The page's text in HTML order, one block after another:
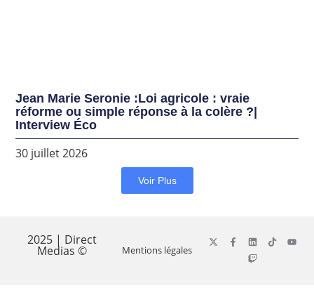
Jean Marie Seronie :Loi agricole : vraie
réforme ou simple réponse à la colère ?|
Interview Éco
30 juillet 2026
Voir Plus
2025 | Direct
Medias © Mentions légales